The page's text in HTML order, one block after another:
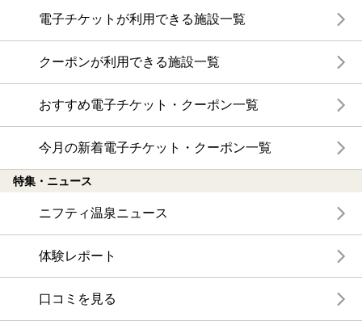
電子チケットが利用できる施設一覧
クーポンが利用できる施設一覧
おすすめ電子チケット・クーポン一覧
今月の新着電子チケット・クーポン一覧
特集・ニュース
ニフティ温泉ニュース
体験レポート
口コミを見る